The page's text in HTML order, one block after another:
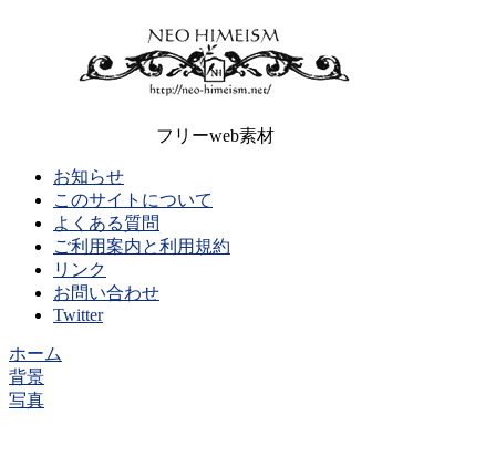
フリーweb素材
お知らせ
このサイトについて
よくある質問
ご利用案内と利用規約
リンク
お問い合わせ
Twitter
ホーム
背景
写真